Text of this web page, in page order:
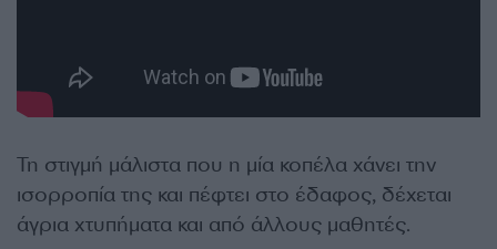
Τη στιγμή μάλιστα που η μία κοπέλα χάνει την
ισορροπία της και πέφτει στο έδαφος, δέχεται
άγρια χτυπήματα και από άλλους μαθητές.